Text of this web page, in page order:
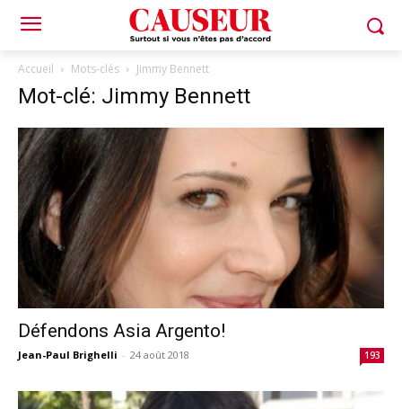
Accueil Mots-clés Jimmy Bennett
Mot-clé: Jimmy Bennett
Défendons Asia Argento!
Jean-Paul Brighelli - 24 août 2018 193